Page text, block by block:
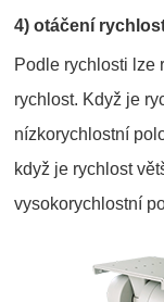
4) otáčení
Podle rychlosti lze
rychlost. Když je
nízkorychlostní
když je rychlost
vysokorychlostní